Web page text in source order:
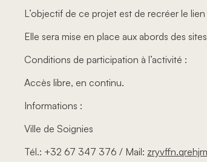
L’objectif de ce projet est de recréer le
Elle sera mise en place aux abords des
Conditions de participation à l’activité :
Accès libre, en continu.
Informations :
Ville de Soignies
Tél.: +32 67 347 376 / Mail: